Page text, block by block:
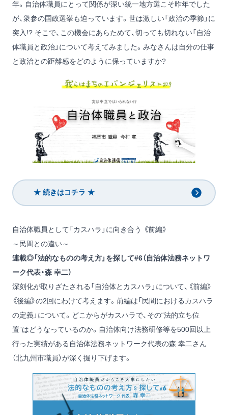
年。自治体職員にとって関係が深い統一地方選こそ昨年でした
が、衆参の国政選挙も迫っています。世は激しい「政治の季節」に
突入!? そこで、この機会にあらためて、切っても切れない「自治
体職員と政治」について考えてみました。みなさんは自分の仕事
と政治との距離感をどのように保っていますか?
★ 続きはコチラ ★
自治体職員として「カスハラ」に向き合う 《前編》
～民間との違い～
連載◎「法的なものの考え方」を探して#6（自治体法務ネットワ
ーク代表・森 幸二）
深刻化が取りざたされる「自治体とカスハラ」について、《前編》
《後編》の2回にわけて考えます。前編は「民間におけるカスハラ
の定義」について。どこからがカスハラで、その“法的立ち位
置”はどうなっているのか。自治体向け法務研修等を500回以上
行った実績がある自治体法務ネットワーク代表の森 幸二さん
（北九州市職員）が深く掘り下げます。